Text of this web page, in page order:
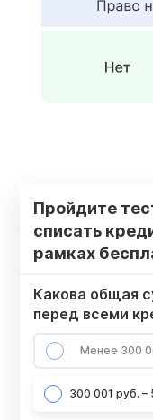
Пройдите
списать
рамках
Какова общая
перед всеми
Менее 300
300 001 руб. –